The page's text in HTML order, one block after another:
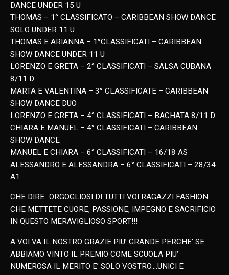
DANCE UNDER 15 U
THOMAS – 1° CLASSIFICATO – CARIBBEAN SHOW DANCE
SOLO UNDER 11 U
THOMAS E ARIANNA – 1°CLASSIFICATI – CARIBBEAN
SHOW DANCE UNDER 11 U
LORENZO E GRETA – 2° CLASSIFICATI – SALSA CUBANA
8/11 D
MARTA E VALENTINA – 3° CLASSIFICATE – CARIBBEAN
SHOW DANCE DUO
LORENZO E GRETA – 4° CLASSIFICATI – BACHATA 8/11 D
CHIARA E MANUEL – 4° CLASSIFICATI – CARIBBEAN
SHOW DANCE
MANUEL E CHIARA – 6° CLASSIFICATI – 16/18 AS
ALESSANDRO E ALESSANDRA – 6° CLASSIFICATI – 28/34
A1
CHE DIRE…ORGOGLIOSI DI TUTTI VOI RAGAZZI FASHION
CHE METTETE CUORE, PASSIONE, IMPEGNO E SACRIFICIO
IN QUESTO MERAVIGLIOSO SPORT!!!
A VOI VA IL NOSTRO GRAZIE PIU’ GRANDE PERCHE’ SE
ABBIAMO VINTO IL PREMIO COME SCUOLA PIU’
NUMEROSA IL MERITO E’ SOLO VOSTRO….UNICI E